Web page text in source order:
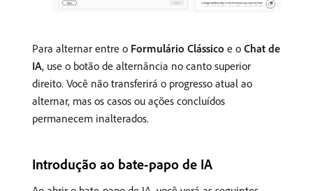
Para alternar entre o Formulário Clássico e o Chat de
IA, use o botão de alternância no canto superior
direito. Você não transferirá o progresso atual ao
alternar, mas os casos ou ações concluídos
permanecem inalterados.
Introdução ao bate-papo de IA